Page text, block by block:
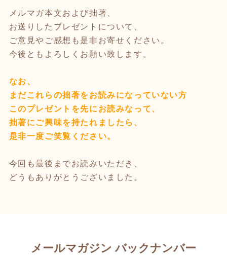
メルマガ本文および拙著、
お送りしたプレゼントについて、
ご意見やご感想も是非お寄せください。
今後ともよろしくお願い致します。
なお、
まだこれらの拙著をお読みになっていない方
このプレゼントを先にお読みなって、
拙著にご興味を持たれましたら、
是非一度ご笑覧ください。
今回も最後までお読みいただき、
どうもありがとうございました。
メールマガジン バックナンバー